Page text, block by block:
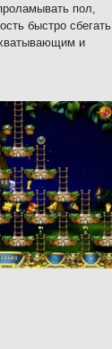
пол,
быстро сбегать
и